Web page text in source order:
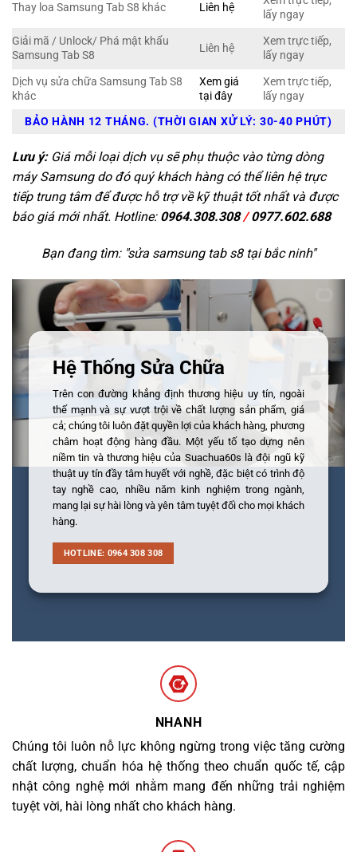
Thay loa Samsung Tab S8 khác Liên hệ
lấy ngay
Giải mã / Unlock/ Phá mật khẩu
Samsung Tab S8
Liên hệ
Xem trực tiếp,
lấy ngay
Dịch vụ sửa chữa Samsung Tab S8
khác
Xem giá
tại đây
Xem trực tiếp,
lấy ngay
BẢO HÀNH 12 THÁNG. (THỜI GIAN XỬ LÝ: 30-40 PHÚT)
Lưu ý:Giá mỗi loại dịch vụ sẽ phụ thuộc vào từng dòng
máy Samsung do đó quý khách hàng có thể liên hệ trực
tiếp trung tâm để được hỗ trợ về kỹ thuật tốt nhất và được
báo giá mới nhất. Hotline: 0964.308.308/0977.602.688
Bạn đang tìm: "sửa samsung tab s8 tại bắc ninh"
Hệ Thống Sửa Chữa
Trên con đường khẳng định thương hiệu uy tín, ngoài
thế mạnh và sự vượt trội về chất lượng sản phẩm, giá
cả; chúng tôi luôn đặt quyền lợi của khách hàng, phương
châm hoạt động hàng đầu. Một yếu tố tạo dựng nên
niềm tin và thương hiệu của Suachua60s là đội ngũ kỹ
thuật uy tín đầy tâm huyết với nghề, đặc biệt có trình độ
tay nghề cao, nhiều năm kinh nghiệm trong ngành,
mang lại sự hài lòng và yên tâm tuyệt đối cho mọi khách
hàng.
HOTLINE: 0964 308 308
NHANH
Chúng tôi luôn nỗ lực không ngừng trong việc tăng cường
chất lượng, chuẩn hóa hệ thống theo chuẩn quốc tế, cập
nhật công nghệ mới nhằm mang đến những trải nghiệm
tuyệt vời, hài lòng nhất cho khách hàng.